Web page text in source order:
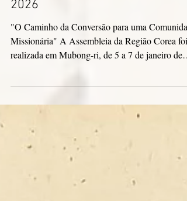
Assembleia da Região Coreia
2026
"O Caminho da Conversão para uma
Missionária" A Assembleia da Região Corea foi
2026. A cerimônia de abertura teve início com
uma oração em vídeo intitulada "Caminhando
Juntos" e palavras da Superiora Regional, Irmã
Teresa An. Com o tema "O Caminho da
Conversão para uma Comunidade Missionária",
passamos três dias de retiro e reflexão, dedicando
2026. No primeiro dia (5), pela